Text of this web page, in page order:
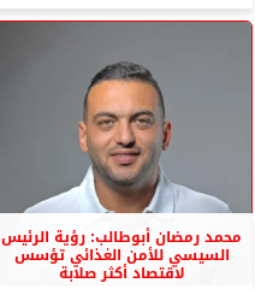
محمد رمضان أبوطالب: رؤية الرئيس
السيسي للأمن الغذائي تؤسس
لاقتصاد أكثر صلابة